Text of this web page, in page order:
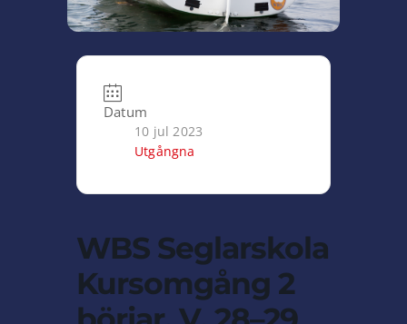
Datum
10 jul 2023
Utgångna
WBS Seglarskola
Kursomgång 2